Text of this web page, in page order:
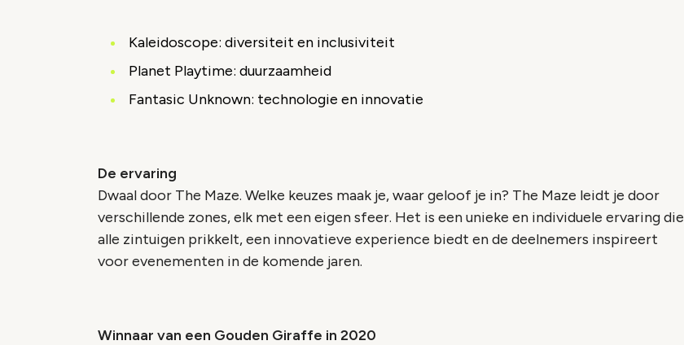
Kaleidoscope: diversiteit en inclusiviteit
Planet Playtime: duurzaamheid
Fantasic Unknown: technologie en innovatie
De ervaring
Dwaal door The Maze. Welke keuzes maak je, waar geloof je in? The Maze leidt je door
verschillende zones, elk met een eigen sfeer. Het is een unieke en individuele ervaring die
alle zintuigen prikkelt, een innovatieve experience biedt en de deelnemers inspireert
voor evenementen in de komende jaren.
Winnaar van een Gouden Giraffe in 2020